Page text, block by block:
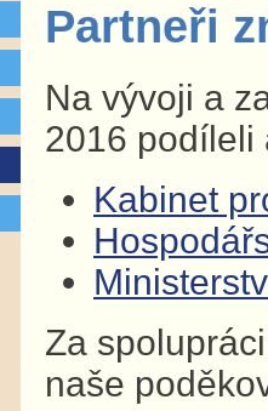
Partneři
Na vývoji a
2016 podíleli
Kabinet
Za
naše